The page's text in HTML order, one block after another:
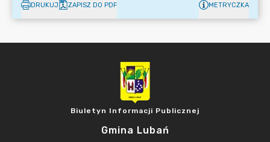
DRUKUJ ZAPISZ DO PDF METRYCZKA
Biuletyn Informacji Publicznej
Gmina Lubań